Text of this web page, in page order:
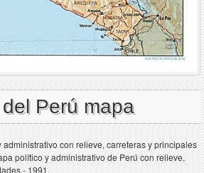
Perú mapa
con relieve, carreteras y principales
político y administrativo de Perú con relieve,
- 1991.